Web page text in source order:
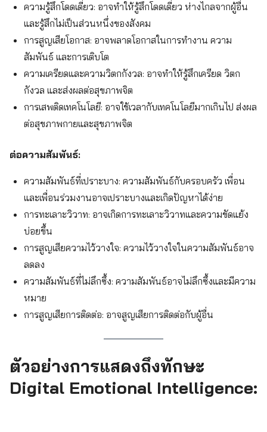
ความรู้สึกโดดเดี่ยว: อาจทำให้รู้สึกโดดเดี่ยว ห่างไกลจากผู้อื่น
และรู้สึกไม่เป็นส่วนหนึ่งของสังคม
การสูญเสียโอกาส: อาจพลาดโอกาสในการทำงาน ความ
สัมพันธ์ และการเติบโต
ความเครียดและความวิตกกังวล: อาจทำให้รู้สึกเครียด วิตก
กังวล และส่งผลต่อสุขภาพจิต
การเสพติดเทคโนโลยี: อาจใช้เวลากับเทคโนโลยีมากเกินไป ส่งผล
ต่อสุขภาพกายและสุขภาพจิต
ต่อความสัมพันธ์:
ความสัมพันธ์ที่เปราะบาง: ความสัมพันธ์กับครอบครัว เพื่อน
และเพื่อนร่วมงานอาจเปราะบางและเกิดปัญหาได้ง่าย
การทะเลาะวิวาท: อาจเกิดการทะเลาะวิวาทและความขัดแย้ง
บ่อยขึ้น
การสูญเสียความไว้วางใจ: ความไว้วางใจในความสัมพันธ์อาจ
ลดลง
ความสัมพันธ์ที่ไม่ลึกซึ้ง: ความสัมพันธ์อาจไม่ลึกซึ้งและมีความ
หมาย
การสูญเสียการติดต่อ: อาจสูญเสียการติดต่อกับผู้อื่น
ตัวอย่างการแสดงถึงทักษะ
Digital Emotional Intelligence: